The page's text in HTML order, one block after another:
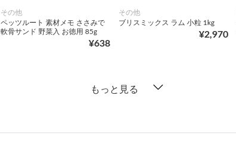
その他
ペッツルート 素材メモ ささみで
軟骨サンド 野菜入 お徳用 85g
¥638
その他
ブリスミックス ラム 小粒 1kg
¥2,970
もっと見る